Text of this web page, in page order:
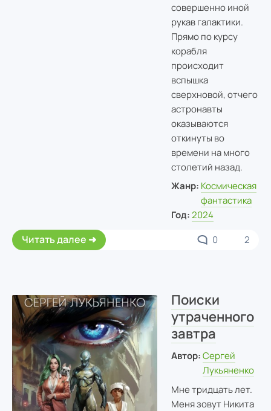
совершенно иной
рукав галактики.
Прямо по курсу
корабля
происходит
вспышка
сверхновой, отчего
астронавты
оказываются
откинуты во
времени на много
столетий назад.
Жанр: Космическая
фантастика
Год: 2024
Читать далее 0 2
Поиски
утраченного
завтра
Автор: Сергей
Лукьяненко
Мне тридцать лет.
Меня зовут Никита